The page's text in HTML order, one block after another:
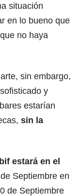
situación
en lo bueno que
no haya
sin embargo,
y
estarían
sin la
estará en el
Septiembre en
de Septiembre